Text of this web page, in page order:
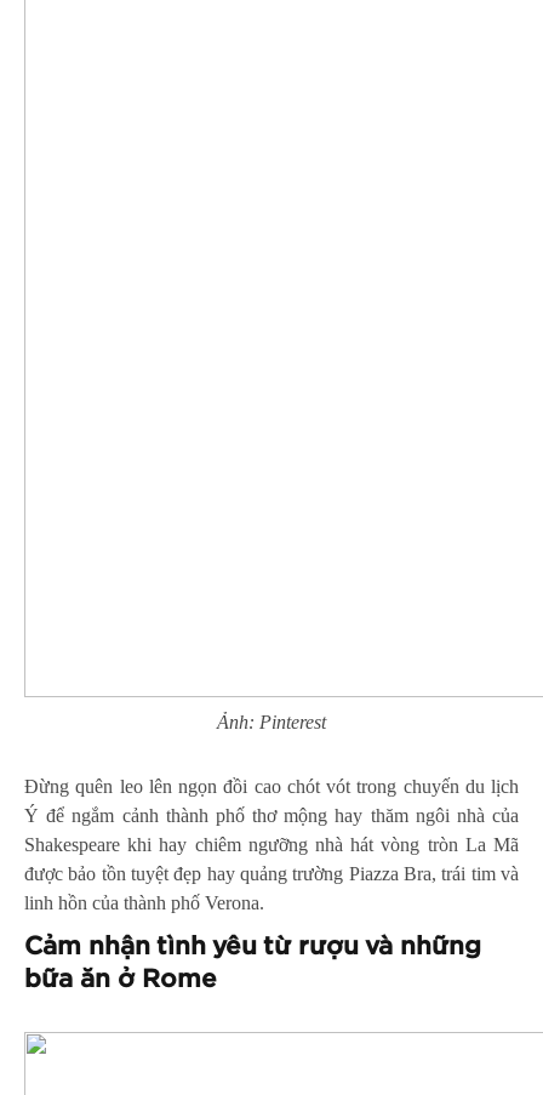
Ảnh: Pinterest
Đừng quên leo lên ngọn đồi cao chót vót trong chuyến du lịch
Ý để ngắm cảnh thành phố thơ mộng hay thăm ngôi nhà của
Shakespeare khi hay chiêm ngưỡng nhà hát vòng tròn La Mã
được bảo tồn tuyệt đẹp hay quảng trường Piazza Bra, trái tim và
linh hồn của thành phố Verona.
Cảm nhận tình yêu từ rượu và những
bữa ăn ở Rome